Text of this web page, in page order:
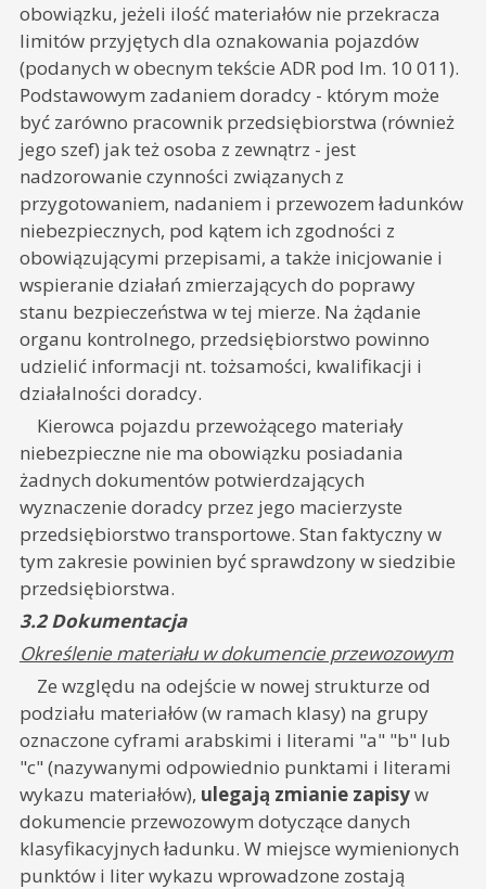
obowiązku, jeżeli ilość materiałów nie przekracza
limitów przyjętych dla oznakowania pojazdów
(podanych w obecnym tekście ADR pod lm. 10 011).
Podstawowym zadaniem doradcy - którym może
być zarówno pracownik przedsiębiorstwa (również
jego szef) jak też osoba z zewnątrz - jest
nadzorowanie czynności związanych z
przygotowaniem, nadaniem i przewozem ładunków
niebezpiecznych, pod kątem ich zgodności z
obowiązującymi przepisami, a także inicjowanie i
wspieranie działań zmierzających do poprawy
stanu bezpieczeństwa w tej mierze. Na żądanie
organu kontrolnego, przedsiębiorstwo powinno
udzielić informacji nt. tożsamości, kwalifikacji i
działalności doradcy.
Kierowca pojazdu przewożącego materiały
niebezpieczne nie ma obowiązku posiadania
żadnych dokumentów potwierdzających
wyznaczenie doradcy przez jego macierzyste
przedsiębiorstwo transportowe. Stan faktyczny w
tym zakresie powinien być sprawdzony w siedzibie
przedsiębiorstwa.
3.2 Dokumentacja
Określenie materiału w dokumencie przewozowym
Ze względu na odejście w nowej strukturze od
podziału materiałów (w ramach klasy) na grupy
oznaczone cyframi arabskimi i literami "a" "b" lub
"c" (nazywanymi odpowiednio punktami i literami
wykazu materiałów), ulegają zmianie zapisyw
dokumencie przewozowym dotyczące danych
klasyfikacyjnych ładunku. W miejsce wymienionych
punktów i liter wykazu wprowadzone zostają